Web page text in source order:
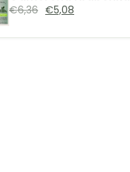
€6,36 €5,08